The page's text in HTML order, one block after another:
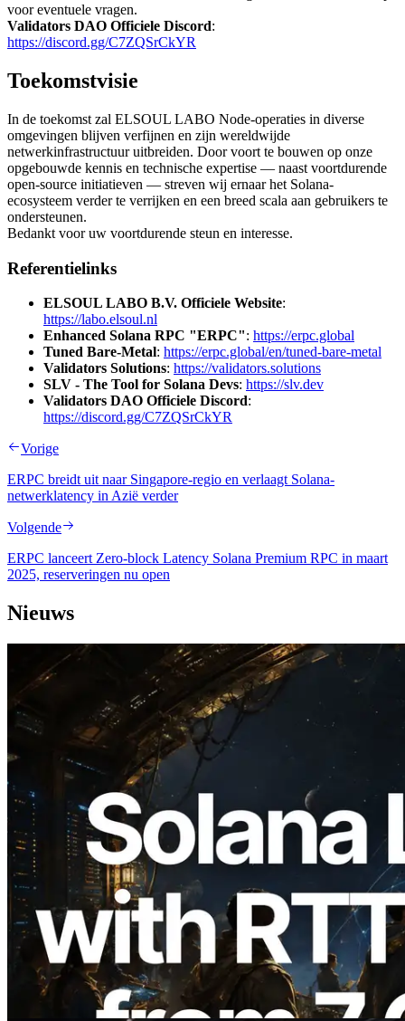
voor eventuele vragen.
Validators DAO Officiele Discord:
https://discord.gg/C7ZQSrCkYR
Toekomstvisie
In de toekomst zal ELSOUL LABO Node-operaties in diverse
omgevingen blijven verfijnen en zijn wereldwijde
netwerkinfrastructuur uitbreiden. Door voort te bouwen op onze
opgebouwde kennis en technische expertise — naast voortdurende
open-source initiatieven — streven wij ernaar het Solana-
ecosysteem verder te verrijken en een breed scala aan gebruikers te
ondersteunen.
Bedankt voor uw voortdurende steun en interesse.
Referentielinks
ELSOUL LABO B.V. Officiele Website:
https://labo.elsoul.nl
Enhanced Solana RPC "ERPC": https://erpc.global
Tuned Bare-Metal: https://erpc.global/en/tuned-bare-metal
Validators Solutions: https://validators.solutions
SLV - The Tool for Solana Devs: https://slv.dev
Validators DAO Officiele Discord:
https://discord.gg/C7ZQSrCkYR
Vorige
ERPC breidt uit naar Singapore-regio en verlaagt Solana-
netwerklatency in Azië verder
Volgende
ERPC lanceert Zero-block Latency Solana Premium RPC in maart
2025, reserveringen nu open
Nieuws
2026.08.05
ERPC Breidt Solana Leader Slot API Uit
met Pingmeting vanuit 7 Wereldwijde
Regio’s — Validators Information API
Ook Gelanceerd